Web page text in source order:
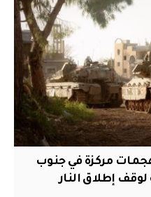
مركزة في جنوب
لوقف إطلاق النار